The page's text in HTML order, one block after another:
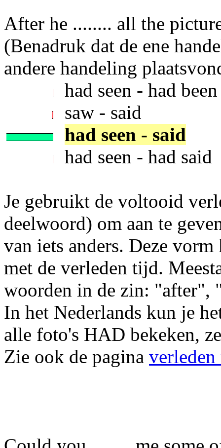
After he ........ all the
(Benadruk dat de ene
andere handeling
had seen - had
saw - said
had seen - said
had seen - had said
Je gebruikt de voltooid
deelwoord) om aan te
van iets anders. Deze
met de verleden tijd.
woorden in de zin: "after",
In het Nederlands kun je
alle foto's HAD bekeken,
Zie ook de pagina